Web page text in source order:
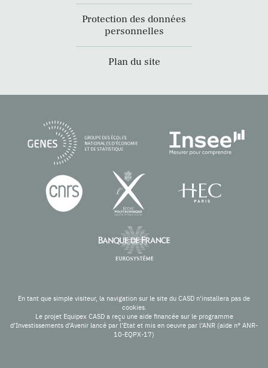
Protection des données
personnelles
Plan du site
En tant que simple visiteur, la navigation sur le site du CASD n'installera pas de
cookies.
Le projet Equipex CASD a reçu une aide financée sur le programme
d’Investissements d’Avenir lancé par l’Etat et mis en oeuvre par l’ANR (aide n° ANR-
10-EQPX-17)